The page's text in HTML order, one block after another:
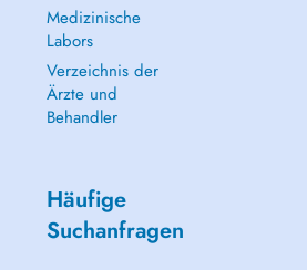
Medizinische
Labors
Verzeichnis der
Ärzte und
Behandler
Häufige
Suchanfragen